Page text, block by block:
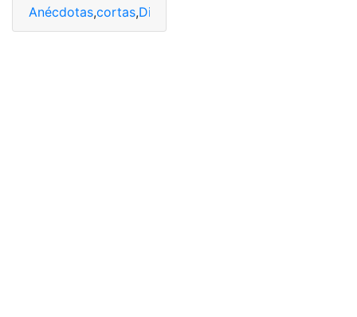
Anécdotas,cortas,Divertidas